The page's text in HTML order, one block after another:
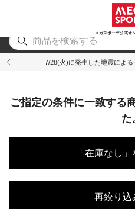
メガスポーツ公式オ
アウトドア
7/28(火)に発生した地震によ
ご指定の条件に一致する
た
「在庫なし
再絞り込